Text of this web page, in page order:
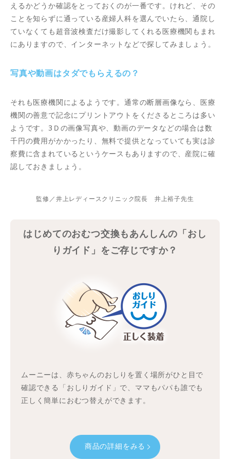
えるかどうか確認をとっておくのが一番です。けれど、その
ことを知らずに通っている産婦人科を選んでいたら、通院し
ていなくても超音波検査だけ撮影してくれる医療機関もまれ
にありますので、インターネットなどで探してみましょう。
写真や動画はタダでもらえるの？
それも医療機関によるようです。通常の断層画像なら、医療
機関の善意で記念にプリントアウトをくださるところは多い
ようです。3Ｄの画像写真や、動画のデータなどの場合は数
千円の費用がかかったり、無料で提供となっていても実は診
察費に含まれているというケースもありますので、産院に確
認しておきましょう。
監修／井上レディースクリニック院長 井上裕子先生
はじめてのおむつ交換もあんしんの「おし
りガイド」をご存じですか？
ムーニーは、赤ちゃんのおしりを置く場所がひと目で
確認できる「おしりガイド」で、ママもパパも誰でも
正しく簡単におむつ替えができます。
商品の詳細をみる